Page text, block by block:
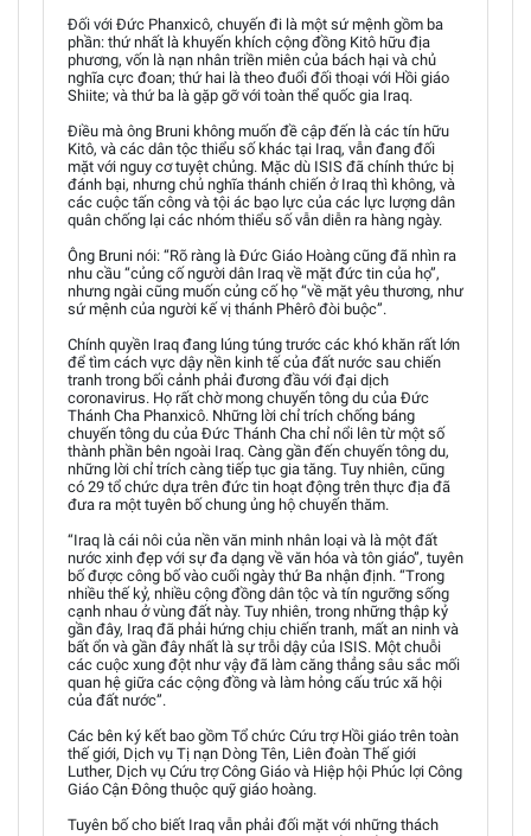
Đối với Đức Phanxicô, chuyến đi là một sứ mệnh gồm ba
phần: thứ nhất là khuyến khích cộng đồng Kitô hữu địa
phương, vốn là nạn nhân triền miên của bách hại và chủ
nghĩa cực đoan; thứ hai là theo đuổi đối thoại với Hồi giáo
Shiite; và thứ ba là gặp gỡ với toàn thể quốc gia Iraq.
Điều mà ông Bruni không muốn đề cập đến là các tín hữu
Kitô, và các dân tộc thiểu số khác tại Iraq, vẫn đang đối
mặt với nguy cơ tuyệt chủng. Mặc dù ISIS đã chính thức bị
đánh bại, nhưng chủ nghĩa thánh chiến ở Iraq thì không, và
các cuộc tấn công và tội ác bạo lực của các lực lượng dân
quân chống lại các nhóm thiểu số vẫn diễn ra hàng ngày.
Ông Bruni nói: “Rõ ràng là Đức Giáo Hoàng cũng đã nhìn ra
nhu cầu “củng cố người dân Iraq về mặt đức tin của họ”,
nhưng ngài cũng muốn củng cố họ “về mặt yêu thương, như
sứ mệnh của người kế vị thánh Phêrô đòi buộc”.
Chính quyền Iraq đang lúng túng trước các khó khăn rất lớn
để tìm cách vực dậy nền kinh tế của đất nước sau chiến
tranh trong bối cảnh phải đương đầu với đại dịch
coronavirus. Họ rất chờ mong chuyến tông du của Đức
Thánh Cha Phanxicô. Những lời chỉ trích chống báng
chuyến tông du của Đức Thánh Cha chỉ nổi lên từ một số
thành phần bên ngoài Iraq. Càng gần đến chuyến tông du,
những lời chỉ trích càng tiếp tục gia tăng. Tuy nhiên, cũng
có 29 tổ chức dựa trên đức tin hoạt động trên thực địa đã
đưa ra một tuyên bố chung ủng hộ chuyến thăm.
“Iraq là cái nôi của nền văn minh nhân loại và là một đất
nước xinh đẹp với sự đa dạng về văn hóa và tôn giáo”, tuyên
bố được công bố vào cuối ngày thứ Ba nhận định. “Trong
nhiều thế kỷ, nhiều cộng đồng dân tộc và tín ngưỡng sống
cạnh nhau ở vùng đất này. Tuy nhiên, trong những thập kỷ
gần đây, Iraq đã phải hứng chịu chiến tranh, mất an ninh và
bất ổn và gần đây nhất là sự trỗi dậy của ISIS. Một chuỗi
các cuộc xung đột như vậy đã làm căng thẳng sâu sắc mối
quan hệ giữa các cộng đồng và làm hỏng cấu trúc xã hội
của đất nước”.
Các bên ký kết bao gồm Tổ chức Cứu trợ Hồi giáo trên toàn
thế giới, Dịch vụ Tị nạn Dòng Tên, Liên đoàn Thế giới
Luther, Dịch vụ Cứu trợ Công Giáo và Hiệp hội Phúc lợi Công
Giáo Cận Đông thuộc quỹ giáo hoàng.
Tuyên bố cho biết Iraq vẫn phải đối mặt với những thách